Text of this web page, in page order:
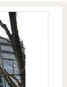
住まい1プ